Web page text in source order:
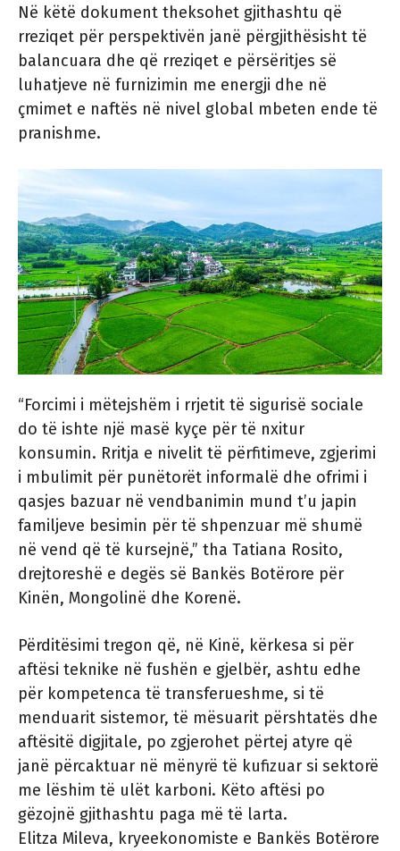
Në këtë dokument theksohet gjithashtu që
rreziqet për perspektivën janë përgjithësisht të
balancuara dhe që rreziqet e përsëritjes së
luhatjeve në furnizimin me energji dhe në
çmimet e naftës në nivel global mbeten ende të
pranishme.
“Forcimi i mëtejshëm i rrjetit të sigurisë sociale
do të ishte një masë kyçe për të nxitur
konsumin. Rritja e nivelit të përfitimeve, zgjerimi
i mbulimit për punëtorët informalë dhe ofrimi i
qasjes bazuar në vendbanimin mund t’u japin
familjeve besimin për të shpenzuar më shumë
në vend që të kursejnë,” tha Tatiana Rosito,
drejtoreshë e degës së Bankës Botërore për
Kinën, Mongolinë dhe Korenë.
Përditësimi tregon që, në Kinë, kërkesa si për
aftësi teknike në fushën e gjelbër, ashtu edhe
për kompetenca të transferueshme, si të
menduarit sistemor, të mësuarit përshtatës dhe
aftësitë digjitale, po zgjerohet përtej atyre që
janë përcaktuar në mënyrë të kufizuar si sektorë
me lëshim të ulët karboni. Këto aftësi po
gëzojnë gjithashtu paga më të larta.
Elitza Mileva, kryeekonomiste e Bankës Botërore